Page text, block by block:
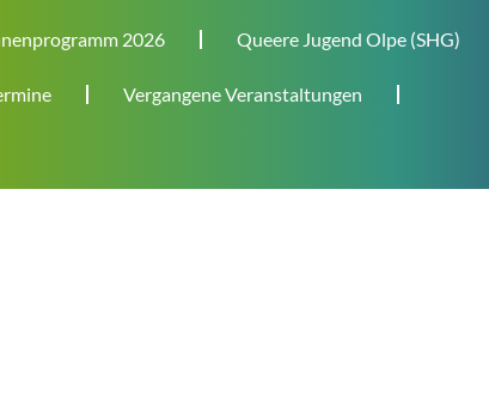
2026 Queere Jugend Olpe (SHG)
Vergangene Veranstaltungen